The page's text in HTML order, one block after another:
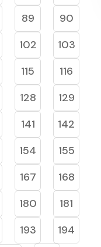
89
90
102
103
115
116
128
129
141
142
154
155
167
168
180
181
193
194